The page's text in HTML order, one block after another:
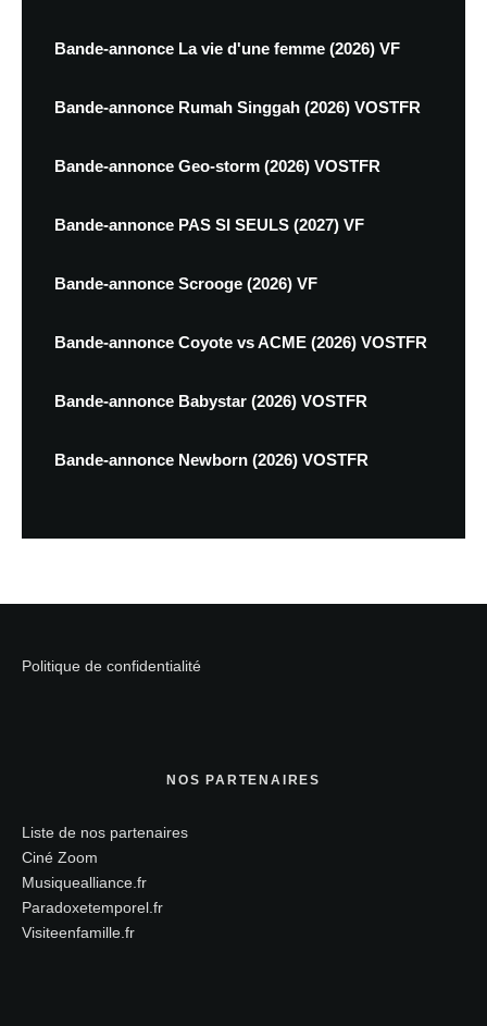
Bande-annonce La vie d'une femme (2026) VF
Bande-annonce Rumah Singgah (2026) VOSTFR
Bande-annonce Geo-storm (2026) VOSTFR
Bande-annonce PAS SI SEULS (2027) VF
Bande-annonce Scrooge (2026) VF
Bande-annonce Coyote vs ACME (2026) VOSTFR
Bande-annonce Babystar (2026) VOSTFR
Bande-annonce Newborn (2026) VOSTFR
Politique de confidentialité
NOS PARTENAIRES
Liste de nos partenaires
Ciné Zoom
Musiquealliance.fr
Paradoxetemporel.fr
Visiteenfamille.fr